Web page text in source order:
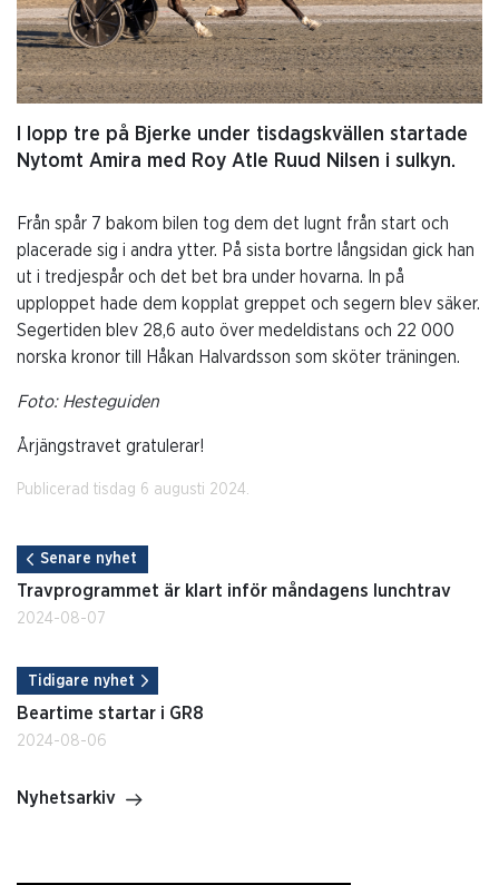
I lopp tre på Bjerke under tisdagskvällen startade
Nytomt Amira med Roy Atle Ruud Nilsen i sulkyn.
Från spår 7 bakom bilen tog dem det lugnt från start och
placerade sig i andra ytter. På sista bortre långsidan gick han
ut i tredjespår och det bet bra under hovarna. In på
upploppet hade dem kopplat greppet och segern blev säker.
Segertiden blev 28,6 auto över medeldistans och 22 000
norska kronor till Håkan Halvardsson som sköter träningen.
Foto: Hesteguiden
Årjängstravet gratulerar!
Publicerad tisdag 6 augusti 2024.
Senare nyhet
Travprogrammet är klart inför måndagens lunchtrav
2024-08-07
Tidigare nyhet
Beartime startar i GR8
2024-08-06
Nyhetsarkiv